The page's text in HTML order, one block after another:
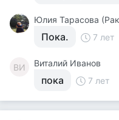
Юлия Тарасова
Пока. 7 лет
ВИ Виталий Иванов
пока 7 лет